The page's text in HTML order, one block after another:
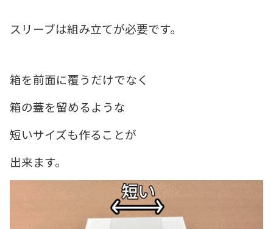
スリーブは組み立てが必要です。
箱を前面に覆うだけでなく
箱の蓋を留めるような
短いサイズも作ることが
出来ます。